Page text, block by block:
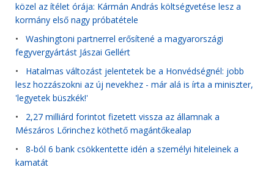
közel az ítélet órája: Kármán András költségvetése lesz a
kormány első nagy próbatétele
• Washingtoni partnerrel erősítené a magyarországi
fegyvergyártást Jászai Gellért
• Hatalmas változást jelentetek be a Honvédségnél: jobb
lesz hozzászokni az új nevekhez - már alá is írta a miniszter,
'legyetek büszkék!'
• 2,27 milliárd forintot fizetett vissza az államnak a
Mészáros Lőrinchez köthető magántőkealap
• 8-ból 6 bank csökkentette idén a személyi hiteleinek a
kamatát